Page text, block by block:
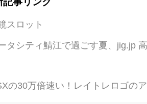
スロット
タシティ鯖江で過ごす夏、jig.jp
の30万倍速い！レイトレロゴの